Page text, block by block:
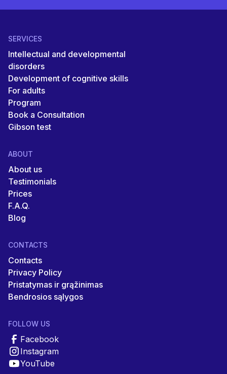
SERVICES
Intellectual and developmental
disorders
Development of cognitive skills
For adults
Program
Book a Consultation
Gibson test
ABOUT
About us
Testimonials
Prices
F.A.Q.
Blog
CONTACTS
Contacts
Privacy Policy
Pristatymas ir grąžinimas
Bendrosios sąlygos
FOLLOW US
Facebook
Instagram
YouTube